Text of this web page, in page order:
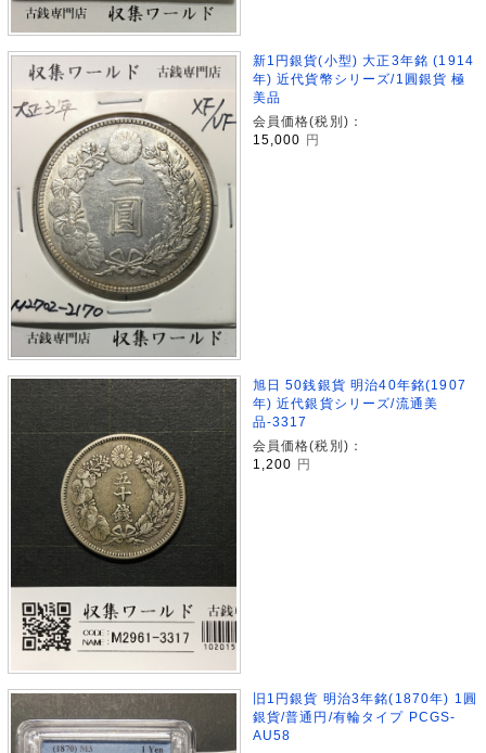
新1円銀貨(小型) 大正3年銘 (1914
年) 近代貨幣シリーズ/1圓銀貨 極
美品
会員価格(税別)：
15,000
円
旭日 50銭銀貨 明治40年銘(1907
年) 近代銀貨シリーズ/流通美
品-3317
会員価格(税別)：
1,200 円
旧1円銀貨 明治3年銘(1870年) 1圓
銀貨/普通円/有輪タイプ PCGS-
AU58